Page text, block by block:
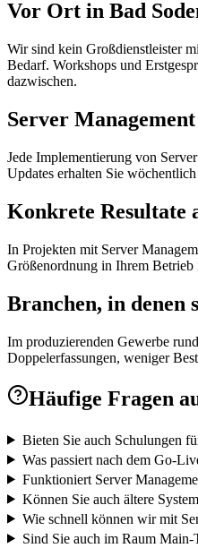
Vor Ort in Bad
Wir sind kein Großdienstleister
Bedarf. Workshops und
dazwischen.
Server
Jede Implementierung von
Updates erhalten Sie
Konkrete Resultate
In Projekten mit Server
Größenordnung in Ihrem
Branchen, in denen
Im produzierenden Gewerbe
Doppelerfassungen, weniger
Häufige Fragen
Bieten Sie auch Schulungen
Was passiert nach dem Go-
Funktioniert Server
Können Sie auch ältere
Wie schnell können wir mit
Sind Sie auch im Raum